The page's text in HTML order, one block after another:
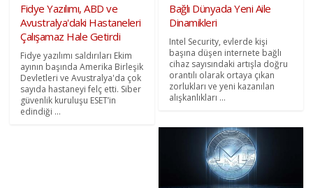
Fidye Yazılımı, ABD ve
Avustralya'daki Hastaneleri
Çalışamaz Hale Getirdi
Fidye yazılımı saldırıları Ekim
ayının başında Amerika Birleşik
Devletleri ve Avustralya'da çok
sayıda hastaneyi felç etti. Siber
güvenlik kuruluşu ESET’in
edindiği ...
Bağlı Dünyada Yeni Aile
Dinamikleri
Intel Security, evlerde kişi
başına düşen internete bağlı
cihaz sayısındaki artışla doğru
orantılı olarak ortaya çıkan
zorlukları ve yeni kazanılan
alışkanlıkları ...